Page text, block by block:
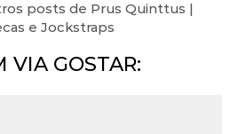
posts de Prus Quinttus |
e Jockstraps
VIA GOSTAR: